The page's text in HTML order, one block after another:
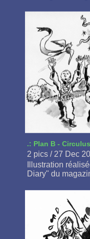
.: Plan B - Circulus
2 pics / 27 Dec
Illustration
Diary" du